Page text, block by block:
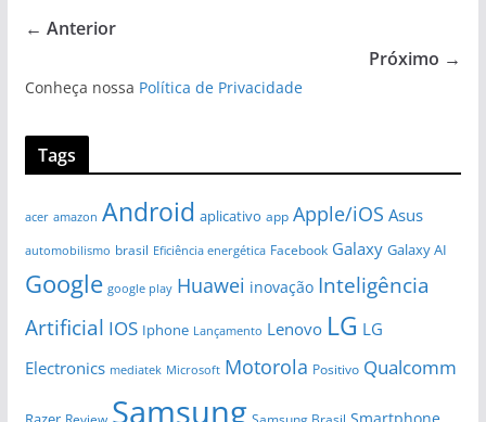
← Anterior
Próximo →
Conheça nossa Política de Privacidade
Tags
acer amazon Android aplicativo app Apple/iOS Asus
automobilismo brasil Eficiência energética Facebook Galaxy Galaxy AI
Google google play Huawei inovação Inteligência
Artificial IOS Iphone Lançamento Lenovo LG LG
Electronics mediatek Microsoft Motorola Positivo Qualcomm
Samsung